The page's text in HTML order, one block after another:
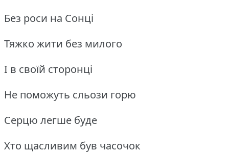
Без роси на Сонці
Тяжко жити без милого
І в своїй сторонці
Не поможуть сльози горю
Серцю легше буде
Хто щасливим був часочок